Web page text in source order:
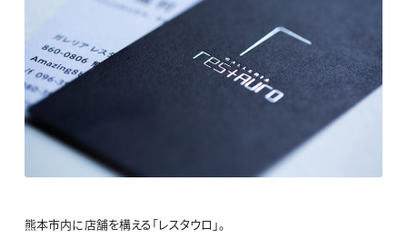
熊本市内に店舗を構える「レスタウロ」。